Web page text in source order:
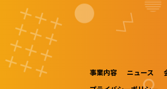
事業内容 ニュース